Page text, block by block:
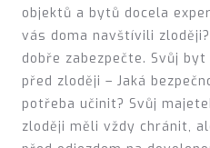
objektů a bytů docela
vás doma navštívili
dobře zabezpečte. Svůj
před zloději – Jaká
potřeba učinit? Svůj
zloději měli vždy chránit,